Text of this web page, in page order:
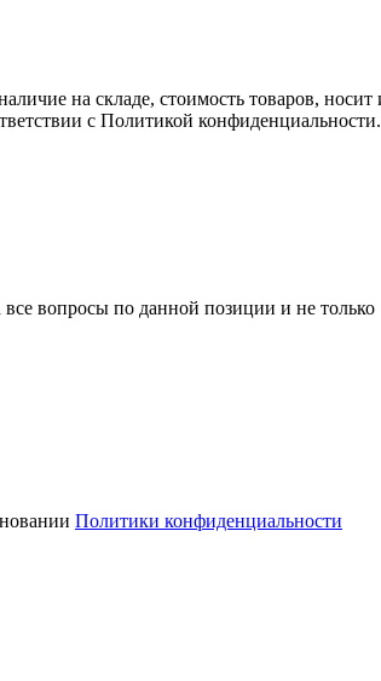
на складе, стоимость товаров,
с Политикой конфиденциальности.
вопросы по данной позиции и не только
Политики конфиденциальности